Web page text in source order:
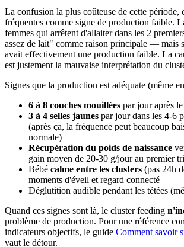
La confusion la plus coûteuse de cette période,
fréquentes comme signe de production faible.
femmes qui arrêtent d'allaiter dans les 2
assez de lait" comme raison principale — mais
avait effectivement une production faible. La
est justement la mauvaise interprétation du
Signes que la production est adéquate (même
6 à 8 couches mouillées par jour après
3 à 4 selles jaunes par jour dans les 4-6
(après ça, la fréquence peut beaucoup
normale)
Récupération du poids de naissance
gain moyen de 20-30 g/jour au premier
Bébé calme entre les clusters (pas 24h
moments d'éveil et regard connecté
Déglutition audible pendant les tétées
Quand ces signes sont là, le cluster feeding
problème de production. Pour une référence
indicateurs objectifs, le guide Comment savoir
vaut le détour.